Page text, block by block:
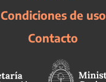
Condiciones de uso
Contacto